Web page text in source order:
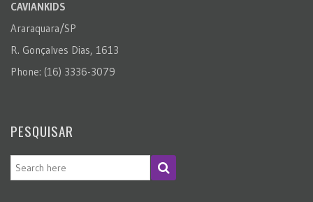
CAVIANKIDS
Araraquara/SP
R. Gonçalves Dias, 1613
Phone: (16) 3336-3079
PESQUISAR